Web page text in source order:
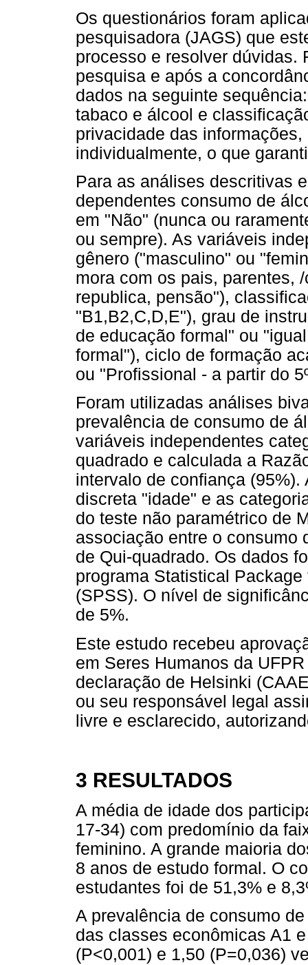
Os questionários foram
pesquisadora (JAGS) que
processo e resolver dúvidas.
pesquisa e após a
dados na seguinte
tabaco e álcool e
privacidade das
individualmente, o que
Para as análises descritivas
dependentes consumo de
em "Não" (nunca ou
ou sempre). As variáveis
gênero ("masculino" ou
mora com os pais, parentes,
republica, pensão"),
"B1,B2,C,D,E"), grau de
de educação formal" ou
formal"), ciclo de formação
ou "Profissional - a partir do
Foram utilizadas análises
prevalência de consumo de
variáveis independentes
quadrado e calculada a
intervalo de confiança
discreta "idade" e as
do teste não paramétrico de
associação entre o consumo
de Qui-quadrado. Os dados
programa Statistical
(SPSS). O nível de
de 5%.
Este estudo recebeu
em Seres Humanos da
declaração de Helsinki
ou seu responsável legal
livre e esclarecido,
3 RESULTADOS
A média de idade dos
17-34) com predomínio da
feminino. A grande maioria
8 anos de estudo formal. O
estudantes foi de 51,3% e
A prevalência de consumo
das classes econômicas A1
(P<0,001) e 1,50 (P=0,036)